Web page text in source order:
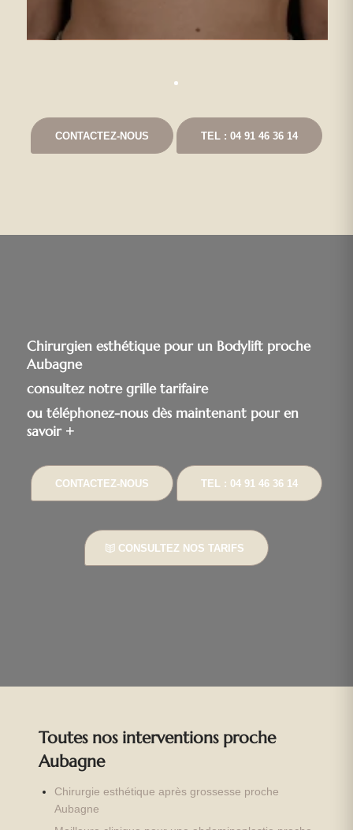
CONTACTEZ-NOUS TEL : 04 91 46 36 14
Chirurgien esthétique pour un Bodylift proche
Aubagne
consultez notre grille tarifaire
ou téléphonez-nous dès maintenant pour en
savoir +
CONTACTEZ-NOUS TEL : 04 91 46 36 14
CONSULTEZ NOS TARIFS
Toutes nos interventions proche
Aubagne
Chirurgie esthétique après grossesse proche
Aubagne